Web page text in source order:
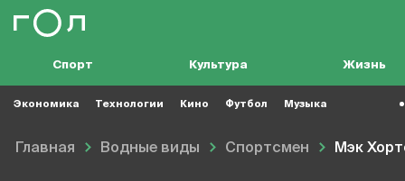
Спорт Культура Жизнь
Экономика Технологии Кино Футбол Музыка
Главная Водные виды Спортсмен Мэк